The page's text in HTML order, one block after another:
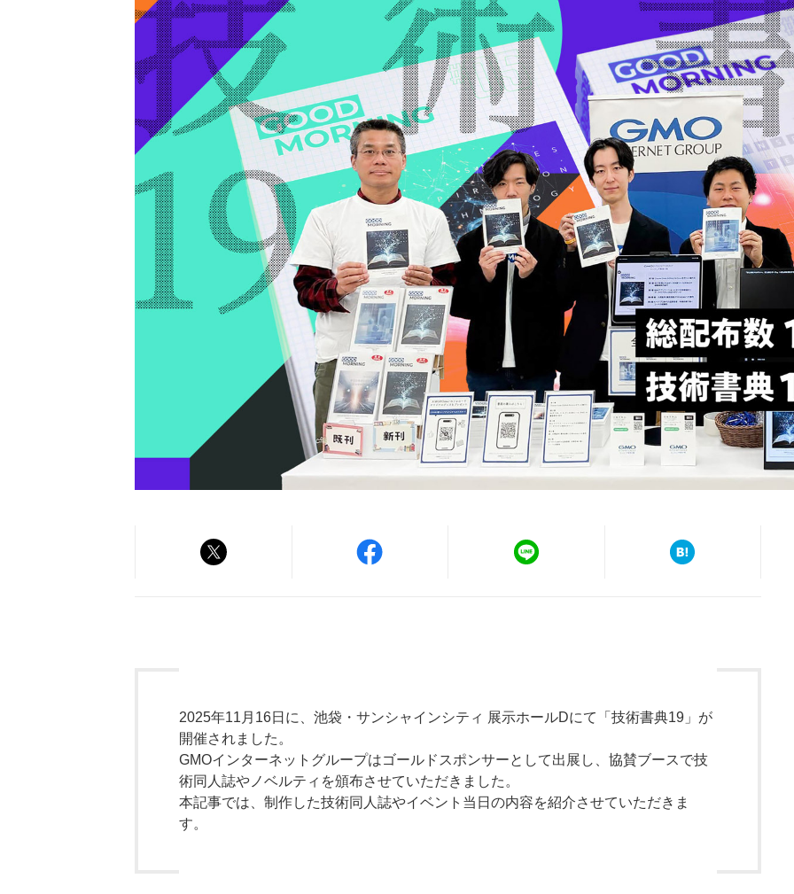
2025年11月16日に、池袋・サンシャインシティ 展示ホールDにて「技術書典19」が
開催されました。
GMOインターネットグループはゴールドスポンサーとして出展し、協賛ブースで技
術同人誌やノベルティを頒布させていただきました。
本記事では、制作した技術同人誌やイベント当日の内容を紹介させていただきま
す。